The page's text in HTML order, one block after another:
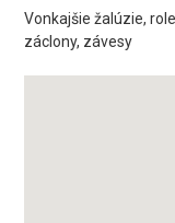
Vonkajšie žalúzie,
záclony, závesy